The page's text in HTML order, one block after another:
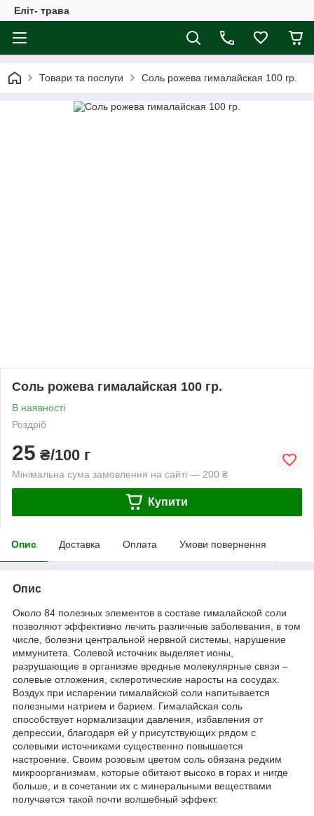
Еліт- трава
Товари та послуги Соль рожева гималайская 100 гр.
Соль рожева гималайская 100 гр.
В наявності
Роздріб
25 ₴/100 г
Мінімальна сума замовлення на сайті — 200 ₴
Купити
Опис Доставка Оплата Умови повернення
Опис
Около 84 полезных элементов в составе гималайской соли
позволяют эффективно лечить различные заболевания, в том
числе, болезни центральной нервной системы, нарушение
иммунитета. Солевой источник выделяет ионы,
разрушающие в организме вредные молекулярные связи –
солевые отложения, склеротические наросты на сосудах.
Воздух при испарении гималайской соли напитывается
полезными натрием и барием. Гималайская соль
способствует нормализации давления, избавления от
депрессии, благодаря ей у присутствующих рядом с
солевыми источниками существенно повышается
настроение. Своим розовым цветом соль обязана редким
микроорганизмам, которые обитают высоко в горах и нигде
больше, и в сочетании их с минеральными веществами
получается такой почти волшебный эффект.